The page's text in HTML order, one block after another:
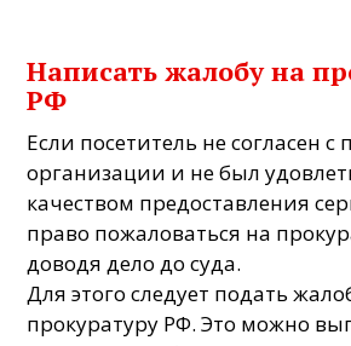
Написать жалобу на
РФ
Если посетитель не согласен
организации и не был
качеством предоставления
право пожаловаться на
доводя дело до суда.
Для этого следует подать
прокуратуру РФ. Это можно